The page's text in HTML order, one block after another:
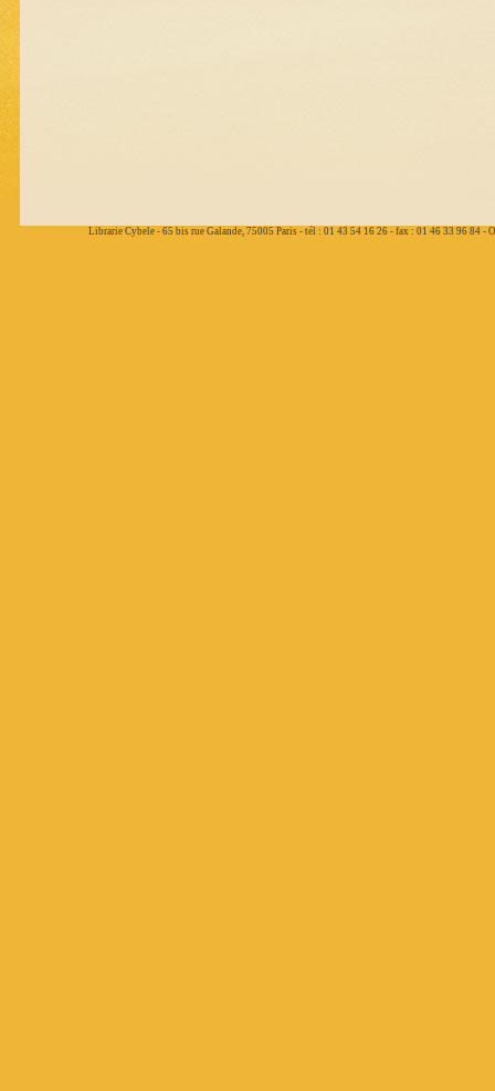
Librarie Cybele - 65 bis rue Galande, 75005 Paris - tél : 01 43 54 16 26 - fax : 01 46 33 96 84